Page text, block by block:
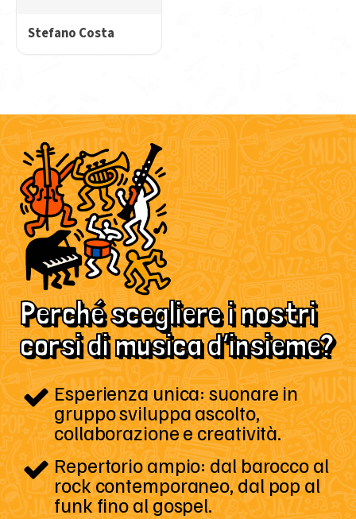
Stefano Costa
Perché scegliere i nostri
corsi di musica d’insieme?
Esperienza unica: suonare in
gruppo sviluppa ascolto,
collaborazione e creatività.
Repertorio ampio: dal barocco al
rock contemporaneo, dal pop al
funk fino al gospel.